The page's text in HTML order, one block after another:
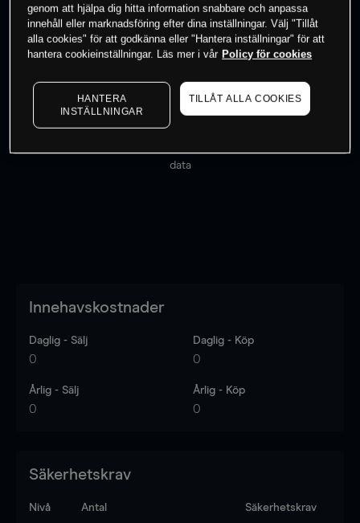
Börja handla
Priserna är endast vägledande.
data
Innehavskostnader
Daglig - Sälj
0
Daglig - Köp
0
Årlig - Sälj
0
Årlig - Köp
0
Säkerhetskrav
Nivå Antal Säkerhetskrav
genom att hjälpa dig hitta information snabbare och anpassa
innehåll eller marknadsföring efter dina inställningar. Välj "Tillåt
alla cookies" för att godkänna eller "Hantera inställningar" för att
hantera cookieinställningar. Läs mer i vår Policy för cookies
HANTERA
INSTÄLLNINGAR
TILLÅT ALLA COOKIES